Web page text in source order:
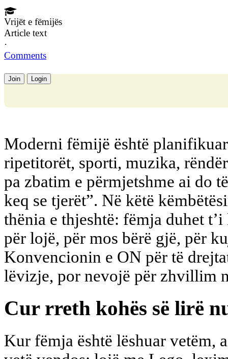
Vrijët e fëmijës
Article text
·
Comments
Join Login
Moderni fëmijë është
ripetitorët, sporti, muzika,
pa zbatim e përmjetshme ai do
keq se tjerët”. Në këtë
thënia e thjeshtë: fëmja duhet
për lojë, për mos bërë gjë, për
Konvencionin e ON për të
lëvizje, por nevojë për zhvillim
Cur rreth kohës së lirë
Kur fëmja është lëshuar vetëm,